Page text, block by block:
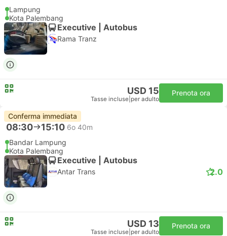
Lampung
Kota Palembang
Executive | Autobus
Rama Tranz
USD 15
Tasse incluse per adulto
Prenota ora
Conferma immediata
08:30 15:10 6o 40m
Bandar Lampung
Kota Palembang
Executive | Autobus
Antar Trans 2.0
USD 13
Tasse incluse per adulto
Prenota ora